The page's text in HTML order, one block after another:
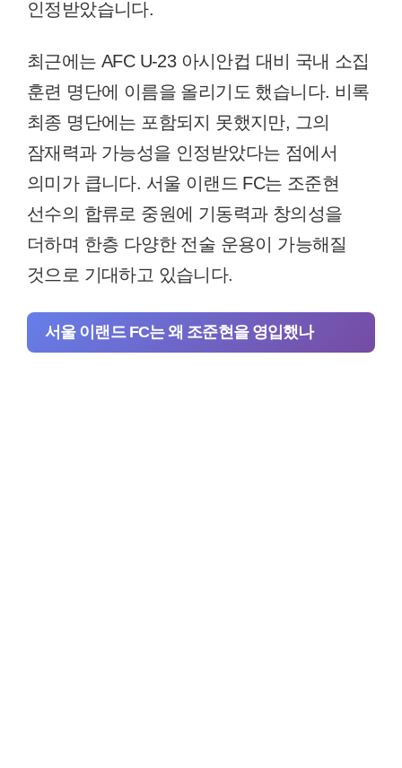
인정받았습니다.
최근에는 AFC U-23 아시안컵 대비 국내 소집
훈련 명단에 이름을 올리기도 했습니다. 비록
최종 명단에는 포함되지 못했지만, 그의
잠재력과 가능성을 인정받았다는 점에서
의미가 큽니다. 서울 이랜드 FC는 조준현
선수의 합류로 중원에 기동력과 창의성을
더하며 한층 다양한 전술 운용이 가능해질
것으로 기대하고 있습니다.
서울 이랜드 FC는 왜 조준현을 영입했나